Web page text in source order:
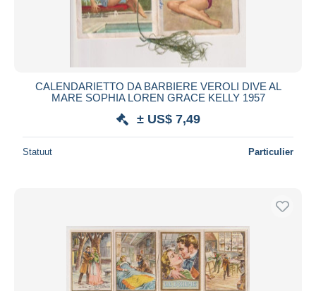
CALENDARIETTO DA BARBIERE VEROLI DIVE AL
MARE SOPHIA LOREN GRACE KELLY 1957
± US$ 7,49
Statuut Particulier